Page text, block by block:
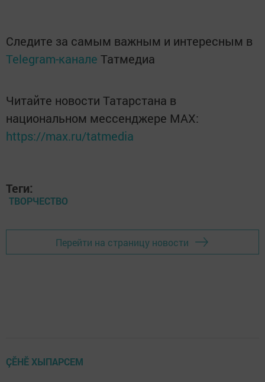
Следите за самым важным и интересным в
Telegram-канале Татмедиа
Читайте новости Татарстана в
национальном мессенджере MАХ:
https://max.ru/tatmedia
Теги:
ТВОРЧЕСТВО
Перейти на страницу новости
ÇӖНӖ ХЫПАРСЕМ